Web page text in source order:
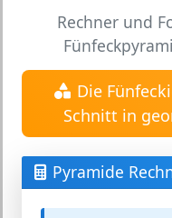
Rechner und
Die
Schnitt in
Pyramide